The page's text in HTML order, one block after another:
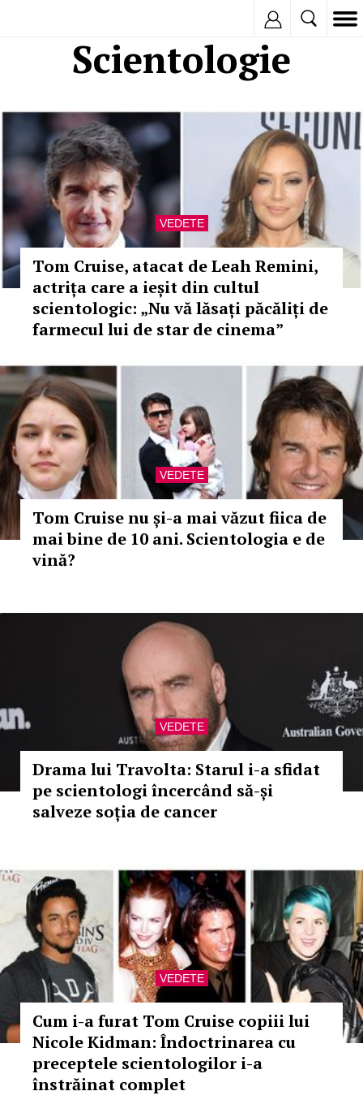
Scientologie
VEDETE
Tom Cruise, atacat de Leah Remini,
actrița care a ieșit din cultul
scientologic: „Nu vă lăsați păcăliți de
farmecul lui de star de cinema”
VEDETE
Tom Cruise nu și-a mai văzut fiica de
mai bine de 10 ani. Scientologia e de
vină?
VEDETE
Drama lui Travolta: Starul i-a sfidat
pe scientologi încercând să-și
salveze soția de cancer
VEDETE
Cum i-a furat Tom Cruise copiii lui
Nicole Kidman: Îndoctrinarea cu
preceptele scientologilor i-a
înstrăinat complet